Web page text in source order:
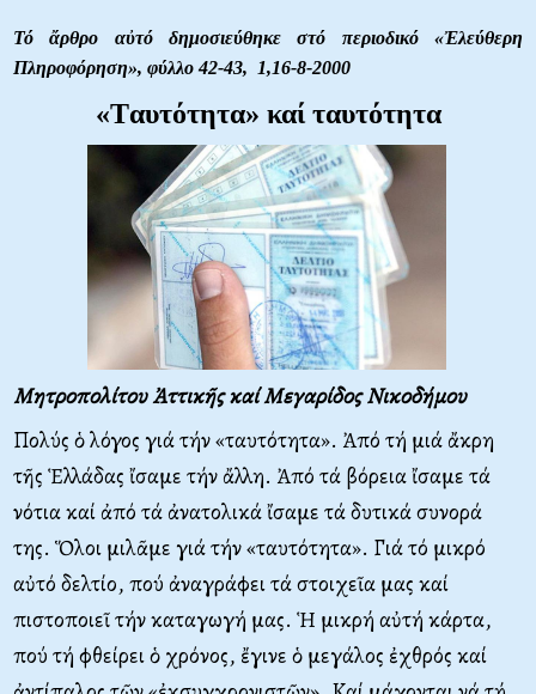
Τό ἄρθρο αὐτό δημοσιεύθηκε στό περιοδικό «Ἐλεύθερη
Πληροφόρηση», φύλλο 42-43, 1,16-8-2000
«Tαυτότητα» καί ταυτότητα
Μητροπολίτου Ἀττικῆς καί Μεγαρίδος Νικοδήμου
Πολύς ὁ λόγος γιά τήν «ταυτότητα». Ἀπό τή μιά ἄκρη
τῆς Ἑλλάδας ἴσαμε τήν ἄλλη. Ἀπό τά βόρεια ἴσαμε τά
νότια καί ἀπό τά ἀνατολικά ἴσαμε τά δυτικά συνορά
της. Ὅλοι μιλᾶμε γιά τήν «ταυτότητα». Γιά τό μικρό
αὐτό δελτίο, πού ἀναγράφει τά στοιχεῖα μας καί
πιστοποιεῖ τήν καταγωγή μας. Ἡ μικρή αὐτή κάρτα,
πού τή φθείρει ὁ χρόνος, ἔγινε ὁ μεγάλος ἐχθρός καί